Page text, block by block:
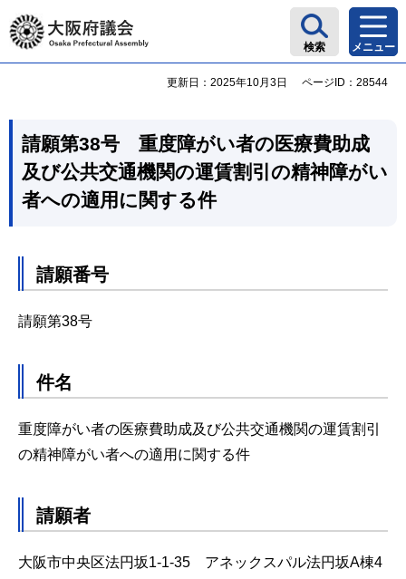
大阪府議会
検索 メニュー
更新日：2025年10月3日 ページID：28544
請願第38号 重度障がい者の医療費助成
及び公共交通機関の運賃割引の精神障がい
者への適用に関する件
請願番号
請願第38号
件名
重度障がい者の医療費助成及び公共交通機関の運賃割引
の精神障がい者への適用に関する件
請願者
大阪市中央区法円坂1-1-35 アネックスパル法円坂A棟4